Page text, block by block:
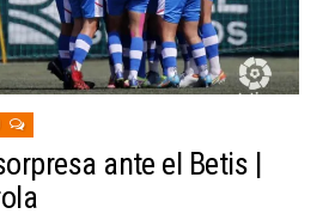
ante el Betis |